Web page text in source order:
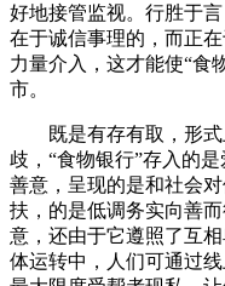
好地接管监视。行胜于
在于诚信事理的，而正
力量介入，这才能使“食
市。
既是有存有取，形式
歧，“食物银行”存入的
善意，呈现的是和社会
扶，的是低调务实向善
意，还由于它遵照了互
体运转中，人们可通过